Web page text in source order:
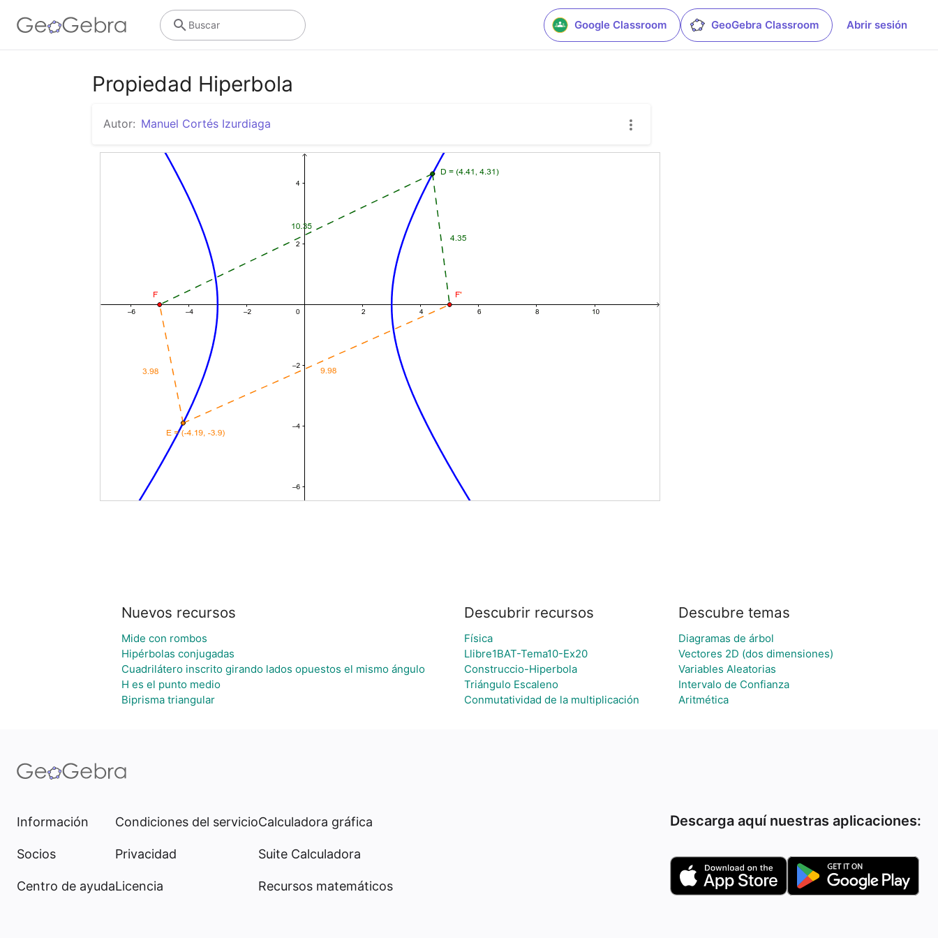
Google Classroom GeoGebra Classroom Abrir sesión
Buscar
Propiedad Hiperbola
Autor: Manuel Cortés Izurdiaga
Nuevos recursos
Mide con rombos
Hipérbolas conjugadas
Cuadrilátero inscrito girando lados opuestos el mismo ángulo
H es el punto medio
Biprisma triangular
Descubrir recursos
Física
Llibre1BAT-Tema10-Ex20
Construccio-Hiperbola
Triángulo Escaleno
Conmutatividad de la multiplicación
Descubre temas
Diagramas de árbol
Vectores 2D (dos dimensiones)
Variables Aleatorias
Intervalo de Confianza
Aritmética
Información
Socios
Centro de ayuda
Condiciones del servicio
Privacidad
Licencia
Calculadora gráfica
Suite Calculadora
Recursos matemáticos
Descarga aquí nuestras aplicaciones: